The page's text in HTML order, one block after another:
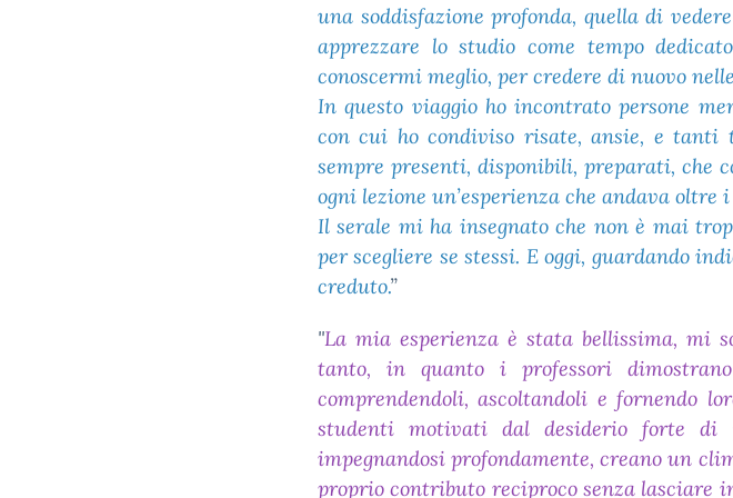
una soddisfazione profonda, quella di
apprezzare lo studio come tempo
conoscermi meglio, per credere di nuovo
In questo viaggio ho incontrato persone
con cui ho condiviso risate, ansie, e
sempre presenti, disponibili, preparati, che
ogni lezione un’esperienza che andava oltre
Il serale mi ha insegnato che non è mai
per scegliere se stessi. E oggi, guardando
creduto.”
"La mia esperienza è stata bellissima, mi
tanto, in quanto i professori
comprendendoli, ascoltandoli e fornendo
studenti motivati dal desiderio forte di
impegnandosi profondamente, creano un
proprio contributo reciproco senza lasciare